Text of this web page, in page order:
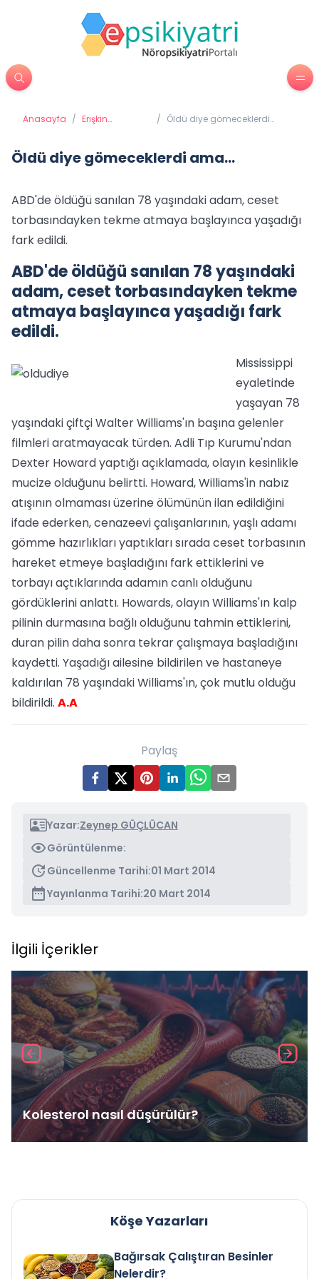
Anasayfa / Erişkin
/ Öldü diye gömeceklerdi
Öldü diye gömeceklerdi ama...
ABD'de öldüğü sanılan 78 yaşındaki adam, ceset
torbasındayken tekme atmaya başlayınca yaşadığı
fark edildi.
ABD'de öldüğü sanılan 78 yaşındaki
adam, ceset torbasındayken tekme
atmaya başlayınca yaşadığı fark
edildi.
Mississippi
eyaletinde
yaşayan 78
yaşındaki çiftçi Walter Williams'ın başına gelenler
filmleri aratmayacak türden. Adli Tıp Kurumu'ndan
Dexter Howard yaptığı açıklamada, olayın kesinlikle
mucize olduğunu belirtti. Howard, Williams'in nabız
atışının olmaması üzerine ölümünün ilan edildiğini
ifade ederken, cenazeevi çalışanlarının, yaşlı adamı
gömme hazırlıkları yaptıkları sırada ceset torbasının
hareket etmeye başladığını fark ettiklerini ve
torbayı açtıklarında adamın canlı olduğunu
gördüklerini anlattı. Howards, olayın Williams'ın kalp
pilinin durmasına bağlı olduğunu tahmin ettiklerini,
duran pilin daha sonra tekrar çalışmaya başladığını
kaydetti. Yaşadığı ailesine bildirilen ve hastaneye
kaldırılan 78 yaşındaki Williams'ın, çok mutlu olduğu
bildirildi. A.A
Paylaş
Yazar:Zeynep GÜÇLÜCAN
Görüntülenme:
Güncellenme Tarihi:01 Mart 2014
Yayınlanma Tarihi:20 Mart 2014
İlgili İçerikler
Kolesterol nasıl düşürülür?
Köşe Yazarları
Bağırsak Çalıştıran Besinler
Nelerdir?